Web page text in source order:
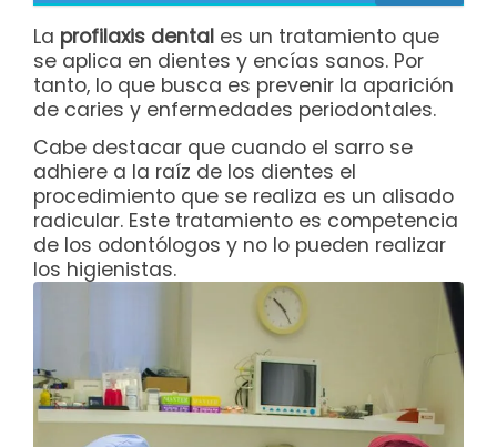
La profilaxis dental es un tratamiento que
se aplica en dientes y encías sanos. Por
tanto, lo que busca es prevenir la aparición
de caries y enfermedades periodontales.
Cabe destacar que cuando el sarro se
adhiere a la raíz de los dientes el
procedimiento que se realiza es un alisado
radicular. Este tratamiento es competencia
de los odontólogos y no lo pueden realizar
los higienistas.